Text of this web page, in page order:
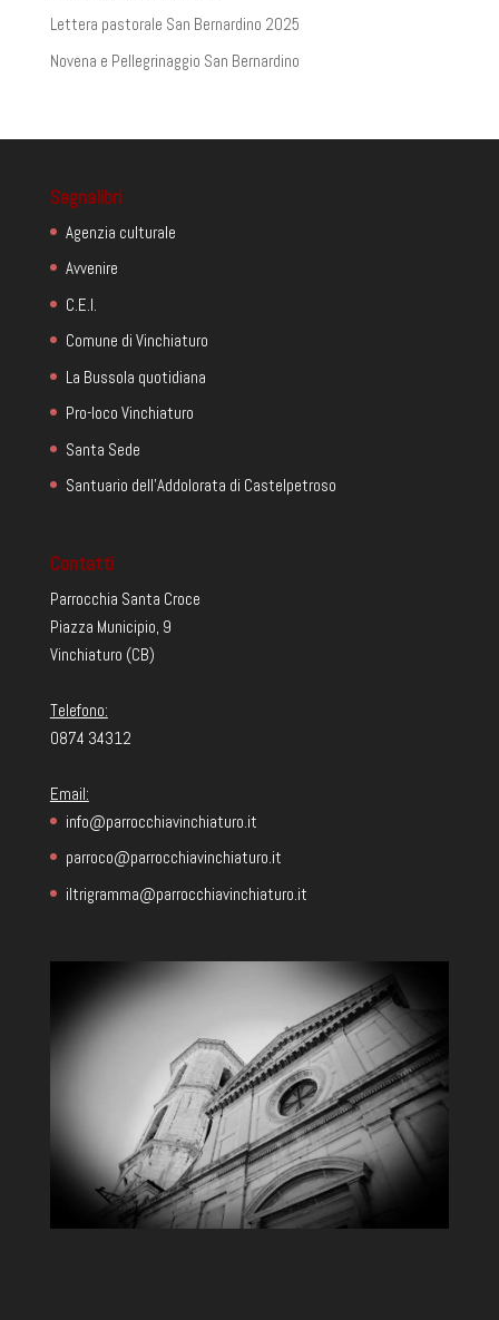
Lettera pastorale San Bernardino 2025
Novena e Pellegrinaggio San Bernardino
Segnalibri
Agenzia culturale
Avvenire
C.E.I.
Comune di Vinchiaturo
La Bussola quotidiana
Pro-loco Vinchiaturo
Santa Sede
Santuario dell'Addolorata di Castelpetroso
Contatti
Parrocchia Santa Croce
Piazza Municipio, 9
Vinchiaturo (CB)
Telefono:
0874 34312
Email:
info@parrocchiavinchiaturo.it
parroco@parrocchiavinchiaturo.it
iltrigramma@parrocchiavinchiaturo.it